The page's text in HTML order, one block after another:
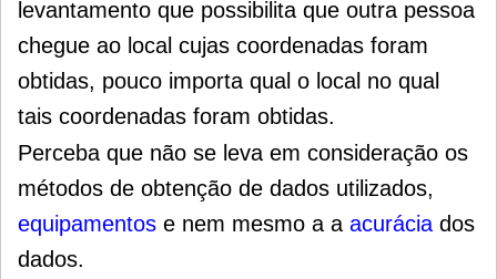
levantamento que possibilita que outra pessoa
chegue ao local cujas coordenadas foram
obtidas, pouco importa qual o local no qual
tais coordenadas foram obtidas.
Perceba que não se leva em consideração os
métodos de obtenção de dados utilizados,
equipamentos e nem mesmo a a acurácia dos
dados.